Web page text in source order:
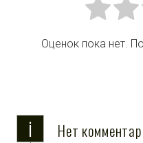
Оценок пока нет.
i Нет